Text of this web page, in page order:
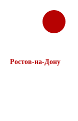
ЗАКАЗАТЬ
ЗВОНОК
Ростов-на-Дону